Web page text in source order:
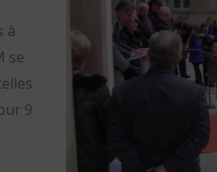
à
se
9